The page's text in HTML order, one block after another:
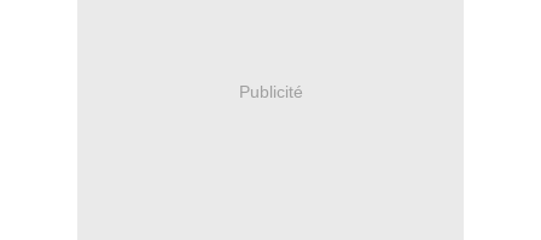
Publicité